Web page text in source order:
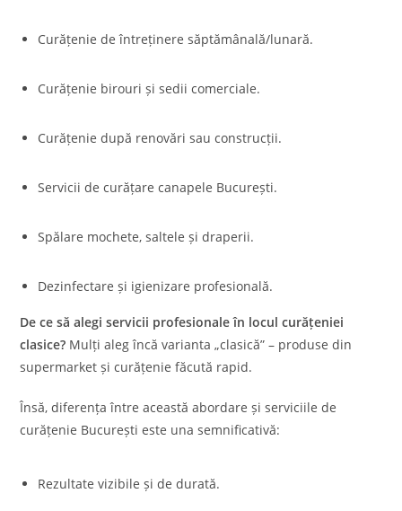
Curățenie de întreținere săptămânală/lunară.
Curățenie birouri și sedii comerciale.
Curățenie după renovări sau construcții.
Servicii de curățare canapele București.
Spălare mochete, saltele și draperii.
Dezinfectare și igienizare profesională.
De ce să alegi servicii profesionale în locul curățeniei
clasice? Mulți aleg încă varianta „clasică” – produse din
supermarket și curățenie făcută rapid.
Însă, diferența între această abordare și serviciile de
curățenie București este una semnificativă:
Rezultate vizibile și de durată.